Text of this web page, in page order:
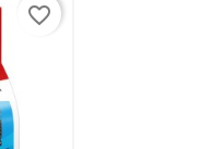
favorite_border